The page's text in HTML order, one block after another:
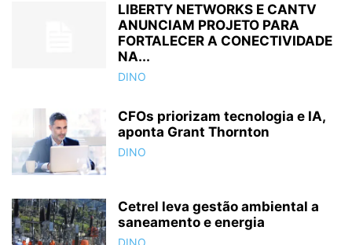
LIBERTY NETWORKS E CANTV
ANUNCIAM PROJETO PARA
FORTALECER A CONECTIVIDADE
NA...
DINO
CFOs priorizam tecnologia e IA,
aponta Grant Thornton
DINO
Cetrel leva gestão ambiental a
saneamento e energia